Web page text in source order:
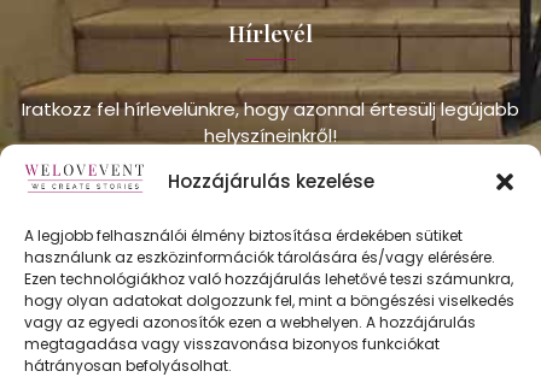
Hozzájárulás kezelése
A legjobb felhasználói élmény biztosítása érdekében sütiket
használunk az eszközinformációk tárolására és/vagy elérésére.
Ezen technológiákhoz való hozzájárulás lehetővé teszi számunkra,
hogy olyan adatokat dolgozzunk fel, mint a böngészési viselkedés
vagy az egyedi azonosítók ezen a webhelyen. A hozzájárulás
megtagadása vagy visszavonása bizonyos funkciókat
hátrányosan befolyásolhat.
Hírlevél
Iratkozz fel hírlevelünkre, hogy azonnal értesülj legújabb
helyszíneinkről!
FELÍRATKOZÁS